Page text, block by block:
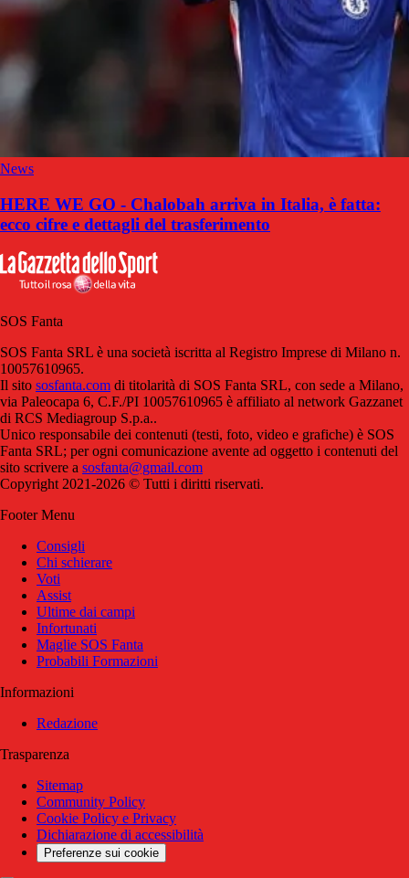
News
HERE WE GO - Chalobah arriva in Italia, è fatta:
ecco cifre e dettagli del trasferimento
SOS Fanta
SOS Fanta SRL è una società iscritta al Registro Imprese di Milano n.
10057610965.
Il sito sosfanta.com di titolarità di SOS Fanta SRL, con sede a Milano,
via Paleocapa 6, C.F./PI 10057610965 è affiliato al network Gazzanet
di RCS Mediagroup S.p.a..
Unico responsabile dei contenuti (testi, foto, video e grafiche) è SOS
Fanta SRL; per ogni comunicazione avente ad oggetto i contenuti del
sito scrivere a sosfanta@gmail.com
Copyright 2021-2026 © Tutti i diritti riservati.
Footer Menu
Consigli
Chi schierare
Voti
Assist
Ultime dai campi
Infortunati
Maglie SOS Fanta
Probabili Formazioni
Informazioni
Redazione
Trasparenza
Sitemap
Community Policy
Cookie Policy e Privacy
Dichiarazione di accessibilità
Preferenze sui cookie